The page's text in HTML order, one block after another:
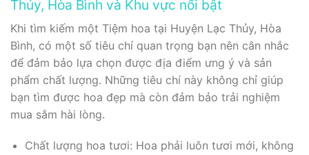
Thủy, Hòa Bình và Khu vực nổi bật
Khi tìm kiếm một Tiệm hoa tại Huyện Lạc Thủy, Hòa
Bình, có một số tiêu chí quan trọng bạn nên cân nhắc
để đảm bảo lựa chọn được địa điểm ưng ý và sản
phẩm chất lượng. Những tiêu chí này không chỉ giúp
bạn tìm được hoa đẹp mà còn đảm bảo trải nghiệm
mua sắm hài lòng.
Chất lượng hoa tươi: Hoa phải luôn tươi mới, không